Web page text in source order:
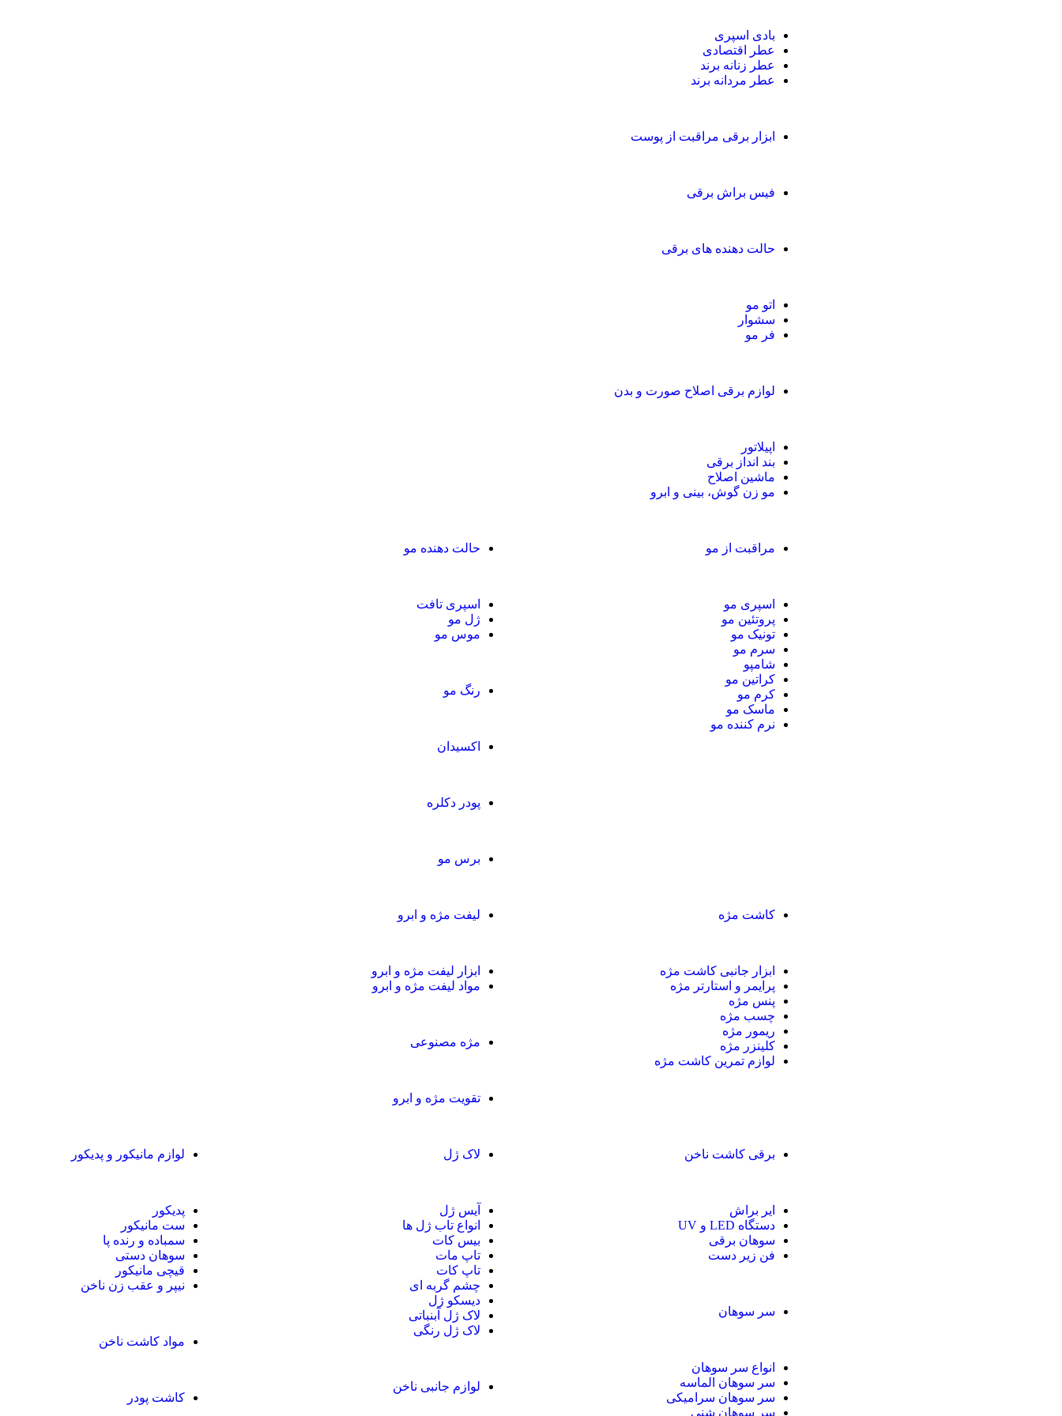
بادی اسپری
عطر اقتصادی
عطر زنانه برند
عطر مردانه برند
ابزار برقی مراقبت از پوست
فیس براش برقی
حالت دهنده های برقی
اتو مو
سشوار
فر مو
لوازم برقی اصلاح صورت و بدن
اپیلاتور
بند انداز برقی
ماشین اصلاح
مو زن گوش، بینی و ابرو
مراقبت از مو
اسپری مو
پروتئین مو
تونیک مو
سرم مو
شامپو
کراتین مو
کرم مو
ماسک مو
نرم کننده مو
حالت دهنده مو
اسپری تافت
ژل مو
موس مو
رنگ مو
اکسیدان
پودر دکلره
برس مو
کاشت مژه
ابزار جانبی کاشت مژه
پرایمر و استارتر مژه
پنس مژه
چسب مژه
ریمور مژه
کلینزر مژه
لوازم تمرین کاشت مژه
لیفت مژه و ابرو
ابزار لیفت مژه و ابرو
مواد لیفت مژه و ابرو
مژه مصنوعی
تقویت مژه و ابرو
برقی کاشت ناخن
ایر براش
دستگاه LED و UV
سوهان برقی
فن زیر دست
سر سوهان
انواع سر سوهان
سر سوهان الماسه
سر سوهان سرامیکی
سر سوهان شنی
لاک ژل
آیس ژل
انواع تاب ژل ها
بیس کات
تاپ مات
تاپ کات
چشم گربه ای
دیسکو ژل
لاک ژل آبنباتی
لاک ژل رنگی
لوازم جانبی ناخن
لوازم مانیکور و پدیکور
پدیکور
ست مانیکور
سمباده و رنده پا
سوهان دستی
قیچی مانیکور
نیپر و عقب زن ناخن
مواد کاشت ناخن
کاشت پودر